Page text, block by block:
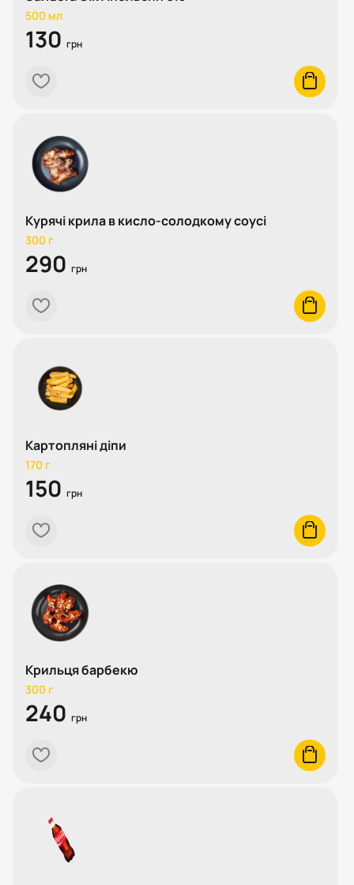
500 мл
130 грн
heart cart
Курячі крила в кисло-солодкому соусі
300 г
290 грн
heart cart
Картопляні діпи
170 г
150 грн
heart cart
Крильця барбекю
300 г
240 грн
heart cart